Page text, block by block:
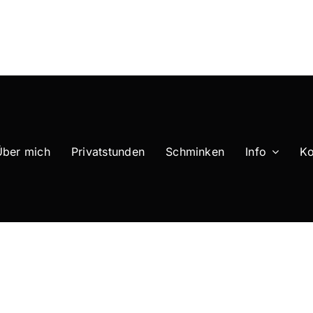
mich Privatstunden Schminken Info